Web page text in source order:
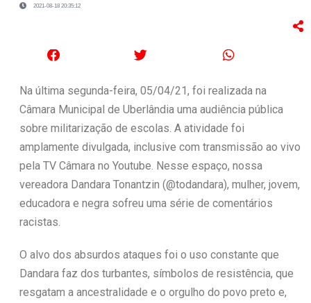
2021-08-18 20:35:12
Na última segunda-feira, 05/04/21, foi realizada na
Câmara Municipal de Uberlândia uma audiência pública
sobre militarização de escolas. A atividade foi
amplamente divulgada, inclusive com transmissão ao vivo
pela TV Câmara no Youtube. Nesse espaço, nossa
vereadora Dandara Tonantzin (@todandara), mulher, jovem,
educadora e negra sofreu uma série de comentários
racistas.
O alvo dos absurdos ataques foi o uso constante que
Dandara faz dos turbantes, símbolos de resistência, que
resgatam a ancestralidade e o orgulho do povo preto e,